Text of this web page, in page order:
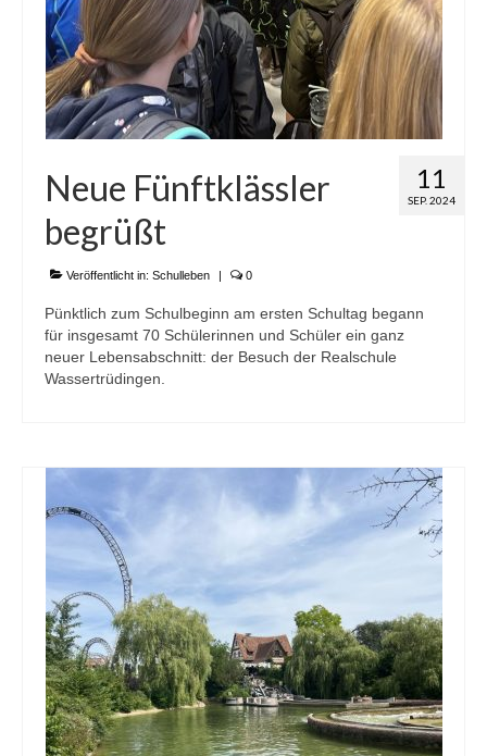
11
SEP. 2024
Neue Fünftklässler
begrüßt
Veröffentlicht in: Schulleben | 0
Pünktlich zum Schulbeginn am ersten Schultag begann
für insgesamt 70 Schülerinnen und Schüler ein ganz
neuer Lebensabschnitt: der Besuch der Realschule
Wassertrüdingen.